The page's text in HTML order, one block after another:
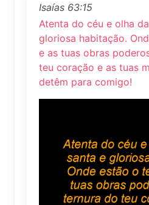
Isaías 63:15
Atenta do céu e olha
gloriosa habitação.
e as tuas obras
teu coração e as tuas
detêm para comigo!